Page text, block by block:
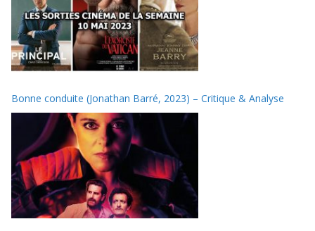
Bonne conduite (Jonathan Barré, 2023) – Critique & Analyse